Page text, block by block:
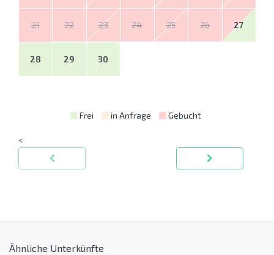
21 22 23 24 25 26 27
28 29 30
Frei in Anfrage Gebucht
<
Ähnliche Unterkünfte